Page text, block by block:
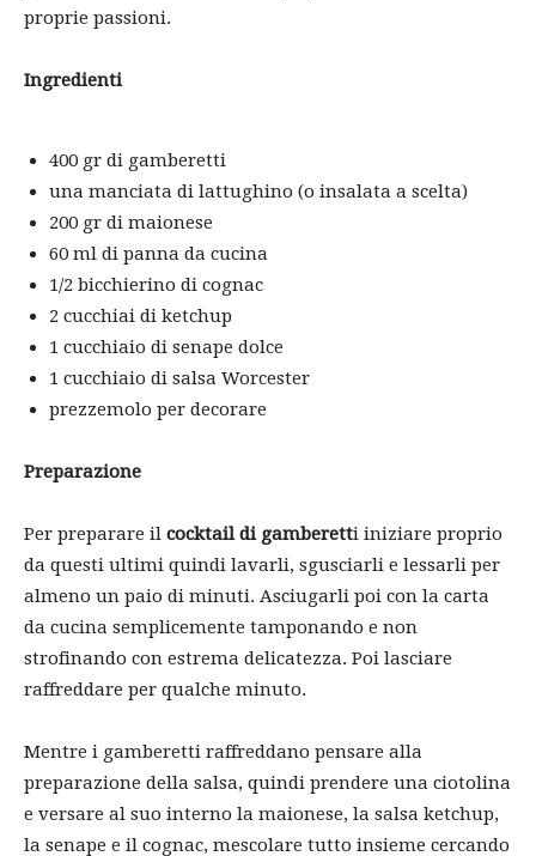
proprie passioni.
Ingredienti
400 gr di gamberetti
una manciata di lattughino (o insalata a scelta)
200 gr di maionese
60 ml di panna da cucina
1/2 bicchierino di cognac
2 cucchiai di ketchup
1 cucchiaio di senape dolce
1 cucchiaio di salsa Worcester
prezzemolo per decorare
Preparazione
Per preparare il cocktail di gamberetti iniziare proprio
da questi ultimi quindi lavarli, sgusciarli e lessarli per
almeno un paio di minuti. Asciugarli poi con la carta
da cucina semplicemente tamponando e non
strofinando con estrema delicatezza. Poi lasciare
raffreddare per qualche minuto.
Mentre i gamberetti raffreddano pensare alla
preparazione della salsa, quindi prendere una ciotolina
e versare al suo interno la maionese, la salsa ketchup,
la senape e il cognac, mescolare tutto insieme cercando